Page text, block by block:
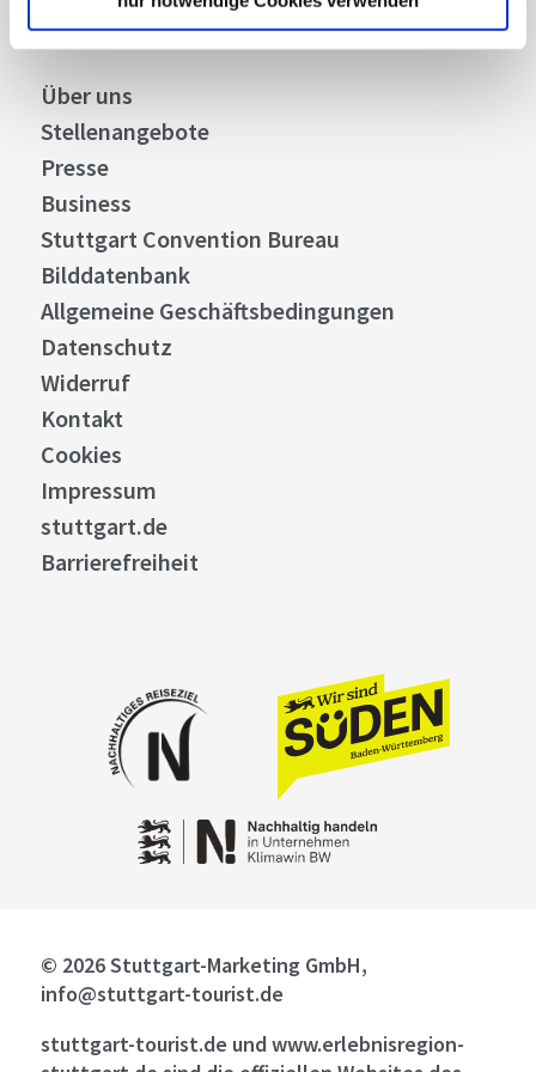
Über uns
Stellenangebote
Presse
Business
Stuttgart Convention Bureau
Bilddatenbank
Allgemeine Geschäftsbedingungen
Datenschutz
Widerruf
Kontakt
Cookies
Impressum
stuttgart.de
Barrierefreiheit
© 2026 Stuttgart-Marketing GmbH,
info@stuttgart-tourist.de
stuttgart-tourist.de und www.erlebnisregion-